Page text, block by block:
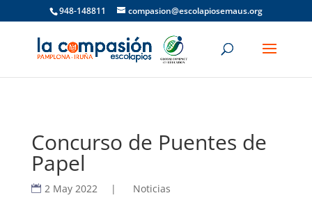
948-148811 compasion@escolapiosemaus.org
Concurso de Puentes de
Papel
2 May 2022 | Noticias